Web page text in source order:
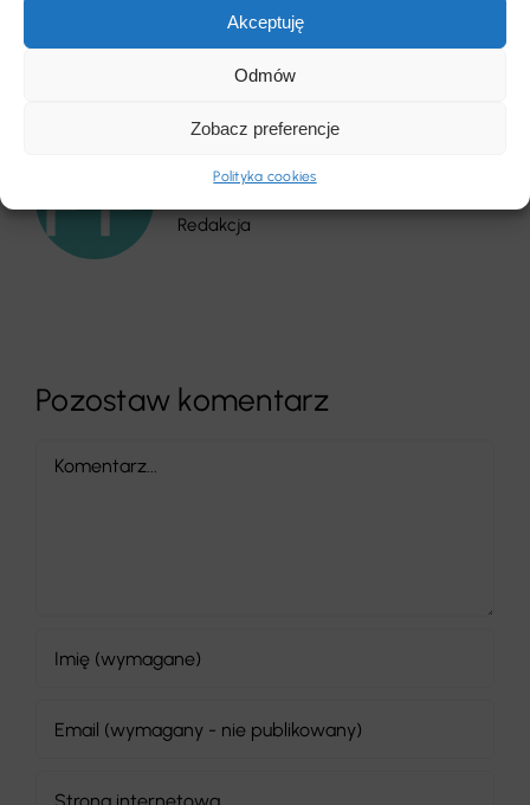
Akceptuję
Odmów
Zobacz preferencje
Polityka cookies
Redakcja
Redakcja
Pozostaw komentarz
Comment